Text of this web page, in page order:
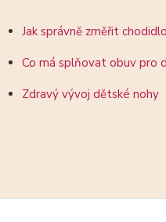
Jak správně změřit chodidlo
Co má splňovat obuv pro
Zdravý vývoj dětské nohy